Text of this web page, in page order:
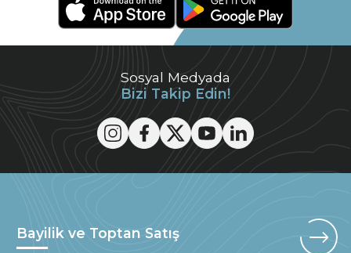
Sosyal Medyada
Bizi Takip Edin!
Bayilik ve Toptan Satış